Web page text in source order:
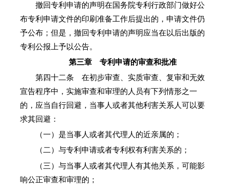
撤回专利申请的声明在国务院专利行政部门做好公
布专利申请文件的印刷准备工作后提出的，申请文件仍
予公布；但是，撤回专利申请的声明应当在以后出版的
专利公报上予以公告。
第三章 专利申请的审查和批准
第四十二条 在初步审查、实质审查、复审和无效
宣告程序中，实施审查和审理的人员有下列情形之一
的，应当自行回避，当事人或者其他利害关系人可以要
求其回避：
（一）是当事人或者其代理人的近亲属的；
（二）与专利申请或者专利权有利害关系的；
（三）与当事人或者其代理人有其他关系，可能影
响公正审查和审理的；